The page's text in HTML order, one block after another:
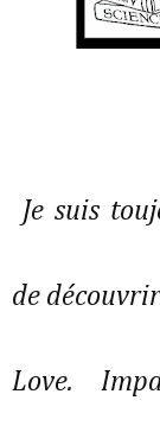
Je suis
de
Love.